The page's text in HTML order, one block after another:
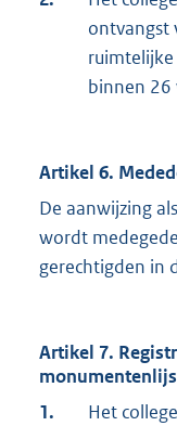
ontvangst
binnen 26
Artikel 6.
De aanwijzing
wordt
gerechtigden in
Artikel 7.
1.
Het